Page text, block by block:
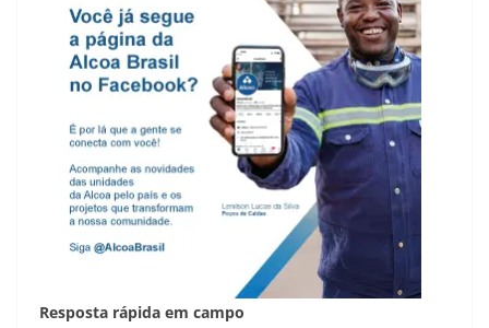
Resposta rápida em campo